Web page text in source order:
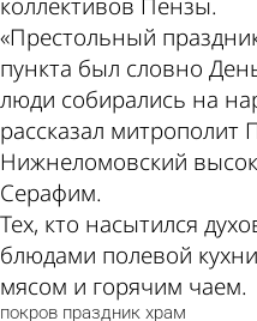
«Престольный
пункта был словно
люди собирались на
рассказал митрополит
Нижнеломовский
Серафим.
Тех, кто насытился
блюдами полевой
мясом и горячим чаем.
покров праздник храм